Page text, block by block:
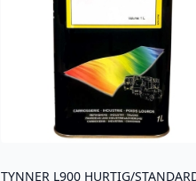
TYNNER L900 HURTIG/